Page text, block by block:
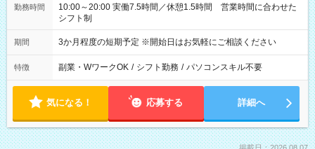
勤務時間
10:00～20:00 実働7.5時間／休憩1.5時間 営業時間に合わせた
シフト制
期間 3か月程度の短期予定 ※開始日はお気軽にご相談ください
特徴 副業・WワークOK / シフト勤務 / パソコンスキル不要
気になる！ 応募する 詳細へ